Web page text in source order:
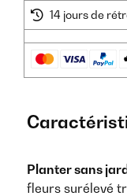
14 jours de
Planter sans
fleurs surélevé